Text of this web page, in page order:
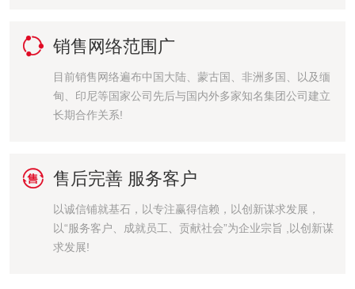
 销售网络范围广
目前销售网络遍布中国大陆、蒙古国、非洲多国、以及缅
甸、印尼等国家公司先后与国内外多家知名集团公司建立
长期合作关系!
 售后完善 服务客户
以诚信铺就基石，以专注赢得信赖，以创新谋求发展，
以“服务客户、成就员工、贡献社会”为企业宗旨 ,以创新谋
求发展!